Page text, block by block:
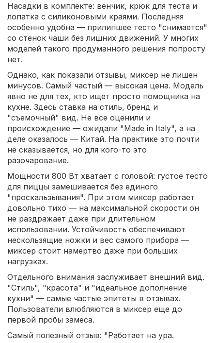
Насадки в комплекте: венчик, крюк для теста и
лопатка с силиконовыми краями. Последняя
особенно удобна — прилипшее тесто "снимается"
со стенок чаши без лишних движений. У многих
моделей такого продуманного решения попросту
нет.
Однако, как показали отзывы, миксер не лишен
минусов. Самый частый — высокая цена. Модель
явно не для тех, кто ищет просто помощника на
кухне. Здесь ставка на стиль, бренд и
"съемочный" вид. Не все оценили и
происхождение — ожидали "Made in Italy", а на
деле оказалось — Китай. На практике это почти
не сказывается, но для кого-то это
разочарование.
Мощности 800 Вт хватает с головой: густое тесто
для пиццы замешивается без единого
"проскальзывания". При этом миксер работает
довольно тихо — на максимальной скорости он
не раздражает даже при длительном
использовании. Устойчивость обеспечивают
нескользящие ножки и вес самого прибора —
миксер стоит намертво даже при больших
нагрузках.
Отдельного внимания заслуживает внешний вид.
"Стиль", "красота" и "идеальное дополнение
кухни" — самые частые эпитеты в отзывах.
Пользователи влюбляются в миксер еще до
первой пробы замеса.
Самый полезный отзыв: "Работает на ура.